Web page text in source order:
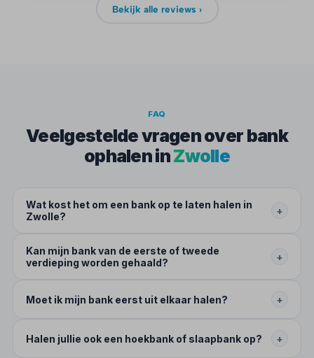
Bekijk alle reviews ›
FAQ
Veelgestelde vragen over bank
ophalen inZwolle
Wat kost het om een bank op te laten halen in
Zwolle?
+
Kan mijn bank van de eerste of tweede
verdieping worden gehaald?
+
Moet ik mijn bank eerst uit elkaar halen? +
Halen jullie ook een hoekbank of slaapbank op? +